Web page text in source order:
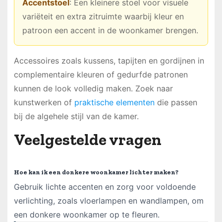
Accentstoel : Een kleinere stoel voor visuele
variëteit en extra zitruimte waarbij kleur en
patroon een accent in de woonkamer brengen.
Accessoires zoals kussens, tapijten en gordijnen in
complementaire kleuren of gedurfde patronen
kunnen de look volledig maken. Zoek naar
kunstwerken of praktische elementendie passen
bij de algehele stijl van de kamer.
Veelgestelde vragen
Hoe kan ik een donkere woonkamer lichter maken?
Gebruik lichte accenten en zorg voor voldoende
verlichting, zoals vloerlampen en wandlampen, om
een donkere woonkamer op te fleuren.